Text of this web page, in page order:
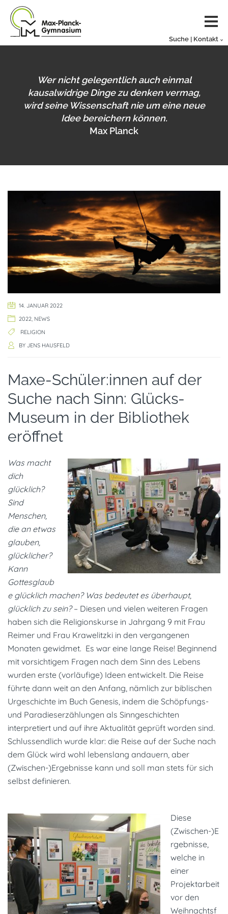
Suche | Kontakt
Wer nicht gelegentlich auch einmal
kausalwidrige Dinge zu denken vermag,
wird seine Wissenschaft nie um eine neue
Idee bereichern können.
Max Planck
14. JANUAR 2022
2022, NEWS
RELIGION
BY JENS HAUSFELD
Maxe-Schüler:innen auf der
Suche nach Sinn: Glücks-
Museum in der Bibliothek
eröffnet
Was macht
dich
glücklich?
Sind
Menschen,
die an etwas
glauben,
glücklicher?
Kann
Gottesglaub
e glücklich machen? Was bedeutet es überhaupt,
glücklich zu sein?– Diesen und vielen weiteren Fragen
haben sich die Religionskurse in Jahrgang 9 mit Frau
Reimer und Frau Krawelitzki in den vergangenen
Monaten gewidmet. Es war eine lange Reise! Beginnend
mit vorsichtigem Fragen nach dem Sinn des Lebens
wurden erste (vorläufige) Ideen entwickelt. Die Reise
führte dann weit an den Anfang, nämlich zur biblischen
Urgeschichte im Buch Genesis, indem die Schöpfungs-
und Paradieserzählungen als Sinngeschichten
interpretiert und auf ihre Aktualität geprüft worden sind.
Schlussendlich wurde klar: die Reise auf der Suche nach
dem Glück wird wohl lebenslang andauern, aber
(Zwischen-)Ergebnisse kann und soll man stets für sich
selbst definieren.
Diese
(Zwischen-)E
rgebnisse,
welche in
einer
Projektarbeit
vor den
Weihnachtsf